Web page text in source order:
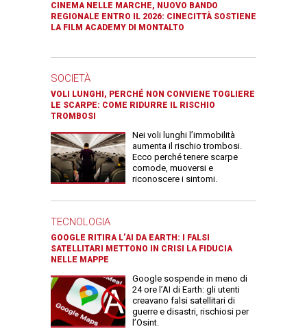
CINEMA NELLE MARCHE, NUOVO BANDO
REGIONALE ENTRO IL 2026: CINECITTÀ SOSTIENE
LA FILM ACADEMY DI MONTALTO
SOCIETÀ
VOLI LUNGHI, PERCHÉ NON CONVIENE TOGLIERE
LE SCARPE: COME RIDURRE IL RISCHIO
TROMBOSI
Nei voli lunghi l’immobilità
aumenta il rischio trombosi.
Ecco perché tenere scarpe
comode, muoversi e
riconoscere i sintomi.
TECNOLOGIA
GOOGLE RITIRA L’AI DA EARTH: I FALSI
SATELLITARI METTONO IN CRISI LA FIDUCIA
NELLE MAPPE
Google sospende in meno di
24 ore l’AI di Earth: gli utenti
creavano falsi satellitari di
guerre e disastri, rischiosi per
l’Osint.